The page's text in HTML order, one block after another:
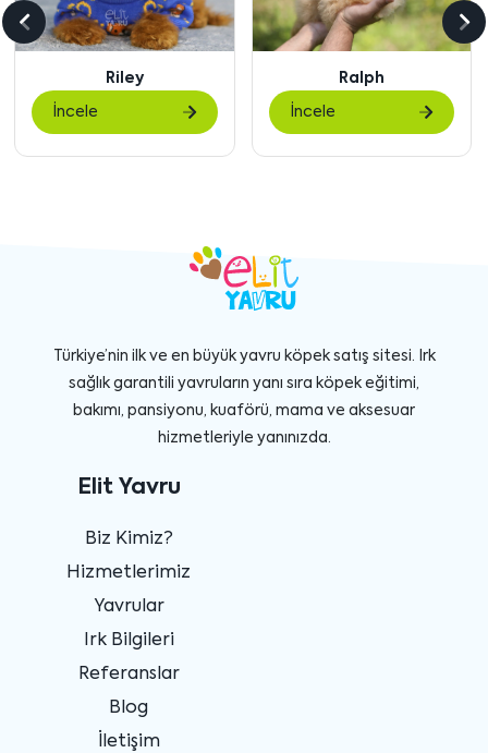
Ralph
İncele
Pete
İncele
Önceki
göster
Türkiye’nin ilk ve en büyük yavru köpek satış sitesi. Irk
sağlık garantili yavruların yanı sıra köpek eğitimi,
bakımı, pansiyonu, kuaförü, mama ve aksesuar
hizmetleriyle yanınızda.
Elit Yavru
Biz Kimiz?
Hizmetlerimiz
Yavrular
Irk Bilgileri
Referanslar
Blog
İletişim